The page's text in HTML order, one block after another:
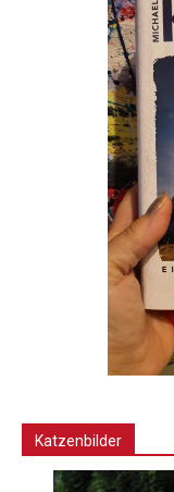
Katzenbilder